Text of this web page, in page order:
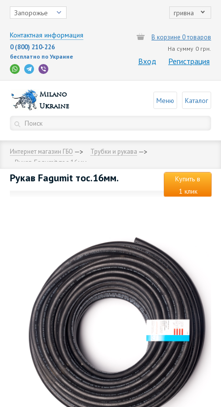
Запорожье гривна
Контактная информация
0 (800) 210-226
бесплатно по Украине
В корзине 0 товаров
На сумму 0 грн.
Вход Регистрация
Milano
Ukraine
Меню Каталог
Интернет магазин ГБО Трубки и рукава
Рукав Fagumit тос.16мм.
Рукав Fagumit тос.16мм.
Купить в
1 клик